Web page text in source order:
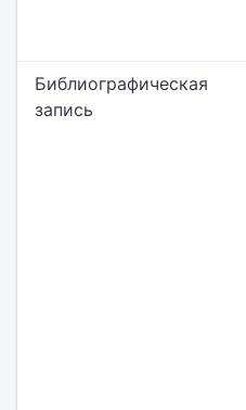
Библиографическая
запись